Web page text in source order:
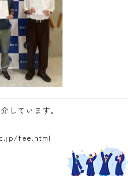
しています。
fee.html